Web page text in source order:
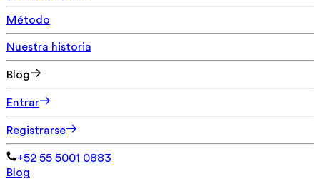
Método
Nuestra historia
Blog
Entrar
Registrarse
+52 55 5001 0883
Blog